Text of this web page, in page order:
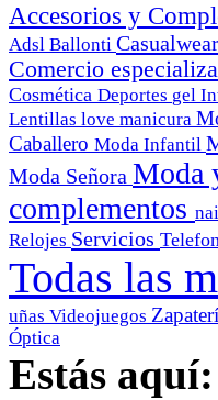
Accesorios y
Adsl Ballonti Casualwear
Comercio
Cosmética Deportes gel
Lentillas love manicura
Caballero Moda Infantil
Moda Señora Moda
complementos
Relojes Servicios
Todas las
uñas Videojuegos
Óptica
Estás aquí: